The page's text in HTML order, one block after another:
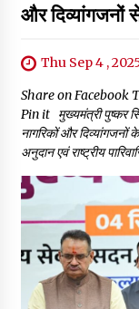
और दिव्यांगजनों
Thu Sep 4 ,
Share on Facebook
Pin it मुख्यमंत्री पुष्कर
नागरिकों और दिव्यांगजनों
अनुदान एवं राष्ट्रीय